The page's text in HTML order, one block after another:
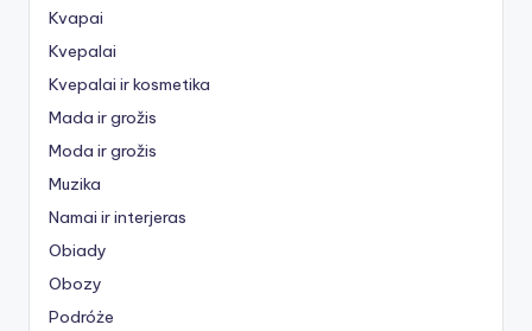
Kvapai
Kvepalai
Kvepalai ir kosmetika
Mada ir grožis
Moda ir grožis
Muzika
Namai ir interjeras
Obiady
Obozy
Podróże